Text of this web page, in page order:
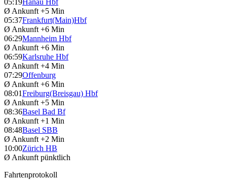
05:19Hanau Hbf
Ø Ankunft +5 Min
05:37Frankfurt(Main)Hbf
Ø Ankunft +6 Min
06:29Mannheim Hbf
Ø Ankunft +6 Min
06:59Karlsruhe Hbf
Ø Ankunft +4 Min
07:29Offenburg
Ø Ankunft +6 Min
08:01Freiburg(Breisgau) Hbf
Ø Ankunft +5 Min
08:36Basel Bad Bf
Ø Ankunft +1 Min
08:48Basel SBB
Ø Ankunft +2 Min
10:00Zürich HB
Ø Ankunft pünktlich
Fahrtenprotokoll